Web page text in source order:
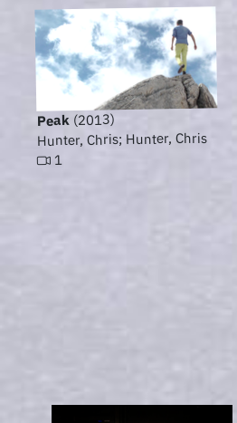
Peak(2013)
Hunter, Chris; Hunter, Chris
1